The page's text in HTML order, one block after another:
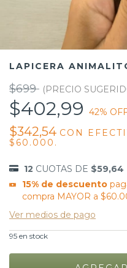
LAPICERA
$699
$402,99 42%
$342,54 CON
$60.000.
12 CUOTAS DE $59,64
15% de descuento
compra MAYOR a
Ver medios de pago
95 en stock